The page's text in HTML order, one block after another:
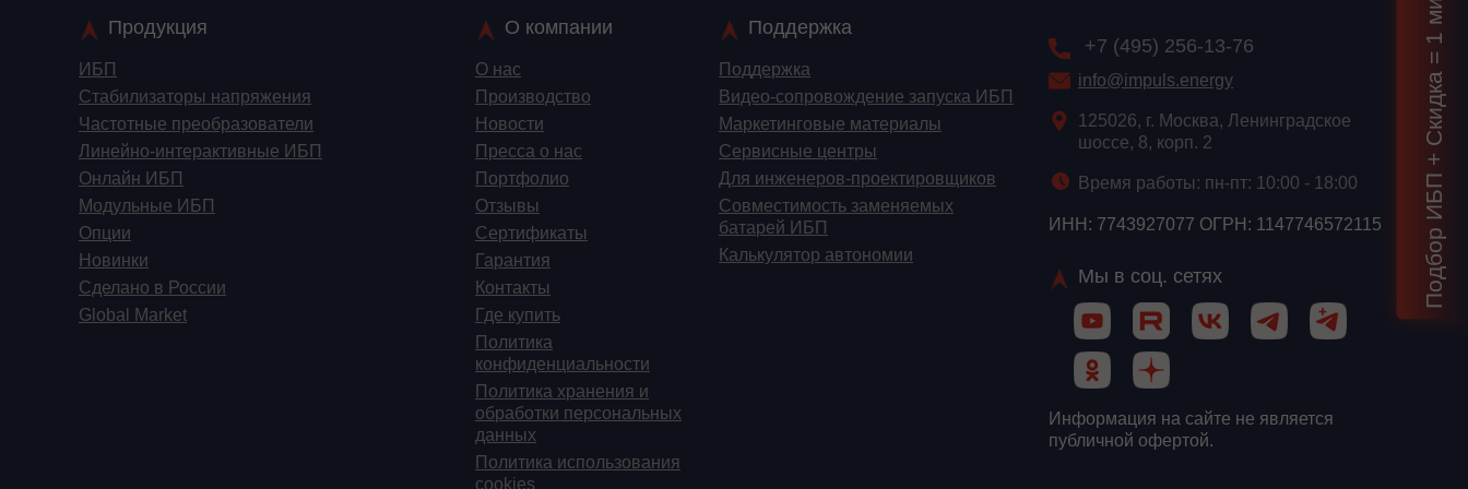
+7 (495) 256-13-76
info@impuls.energy
125026, г. Москва, Ленинградское
шоссе, 8, корп. 2
Время работы: пн-пт: 10:00 - 18:00
ИНН: 7743927077 ОГРН: 1147746572115
Мы в соц. сетях
Информация на сайте не является
публичной офертой.
Продукция
ИБП
Стабилизаторы напряжения
Частотные преобразователи
Линейно-интерактивные ИБП
Онлайн ИБП
Модульные ИБП
Опции
Новинки
Сделано в России
Global Market
О компании
О нас
Производство
Новости
Пресса о нас
Портфолио
Отзывы
Сертификаты
Гарантия
Контакты
Где купить
Политика
конфиденциальности
Политика хранения и
обработки персональных
данных
Политика использования
cookies
Поддержка
Поддержка
Видео-сопровождение запуска ИБП
Маркетинговые материалы
Сервисные центры
Для инженеров-проектировщиков
Cовместимость заменяемых
батарей ИБП
Калькулятор автономии
Подбор ИБП + Скидка = 1 мин!